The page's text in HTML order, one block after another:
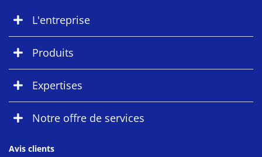
L'entreprise
Produits
Expertises
Notre offre de services
Avis clients